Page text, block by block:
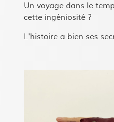
Un voyage dans le
cette ingéniosité ?
L'histoire a bien ses